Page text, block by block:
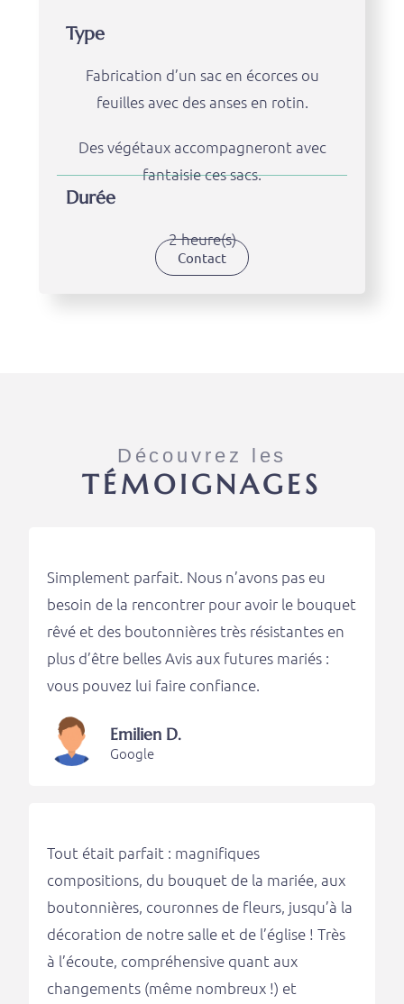
Type
Fabrication d’un sac en écorces ou
feuilles avec des anses en rotin.
Des végétaux accompagneront avec
fantaisie ces sacs.
Durée
2 heure(s)
Contact
Découvrez les
TÉMOIGNAGES
Simplement parfait. Nous n’avons pas eu
besoin de la rencontrer pour avoir le bouquet
rêvé et des boutonnières très résistantes en
plus d’être belles Avis aux futures mariés :
vous pouvez lui faire confiance.
Emilien D.
Google
Tout était parfait : magnifiques
compositions, du bouquet de la mariée, aux
boutonnières, couronnes de fleurs, jusqu’à la
décoration de notre salle et de l’église ! Très
à l’écoute, compréhensive quant aux
changements (même nombreux !) et